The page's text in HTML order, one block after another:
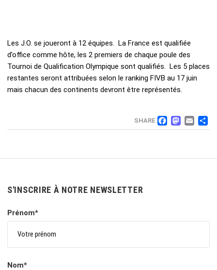
Les J.O. se joueront à 12 équipes. La France est qualifiée
d’office comme hôte, les 2 premiers de chaque poule des
Tournoi de Qualification Olympique sont qualifiés. Les 5 places
restantes seront attribuées selon le ranking FIVB au 17 juin
mais chacun des continents devront être représentés.
SHARE
S'INSCRIRE À NOTRE NEWSLETTER
Prénom*
Nom*